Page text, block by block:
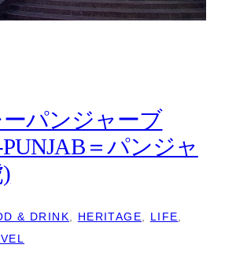
パンジャーブ
PUNJAB＝パンジャ
& DRINK, HERITAGE, LIFE